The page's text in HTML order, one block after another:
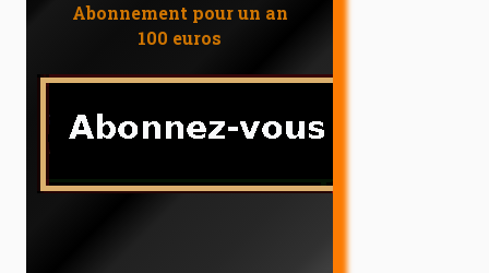
Abonnement pour un an
100 euros